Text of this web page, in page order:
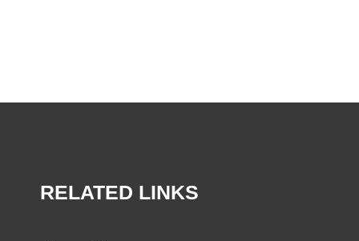
RELATED LINKS